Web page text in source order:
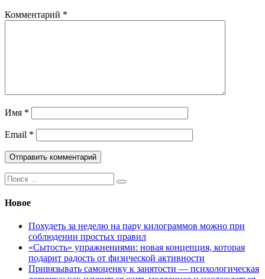
Комментарий *
Имя *
Email *
Поиск:
Новое
Похудеть за неделю на пару килограммов можно при
соблюдении простых правил
«Сытость» упражнениями: новая концепция, которая
подарит радость от физической активности
Привязывать самоценку к занятости — психологическая